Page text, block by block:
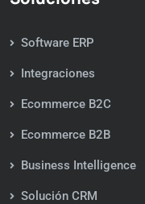
Software ERP
Integraciones
Ecommerce B2C
Ecommerce B2B
Business Intelligence
Solución CRM